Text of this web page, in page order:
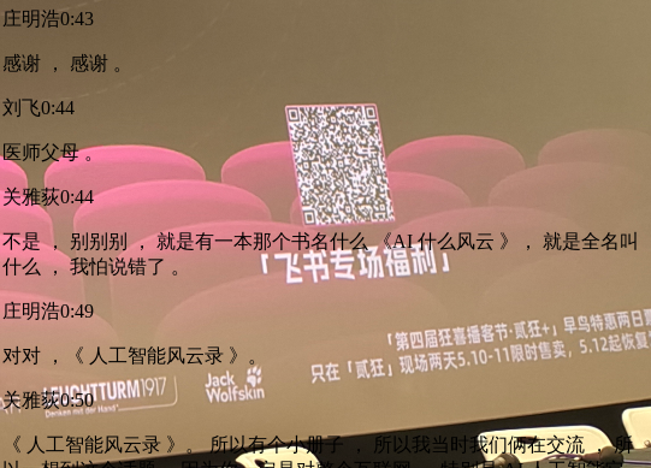
庄明浩0:43
感谢 ， 感谢 。
刘飞0:44
医师父母 。
关雅荻0:44
不是 ， 别别别 ， 就是有一本那个书名什么 《AI 什么风云 》， 就是全名叫
什么 ， 我怕说错了 。
庄明浩0:49
对对 ，《 人工智能风云录 》。
关雅荻0:50
《 人工智能风云录 》。 所以有个小册子 ， 所以我当时我们俩在交流 ， 所